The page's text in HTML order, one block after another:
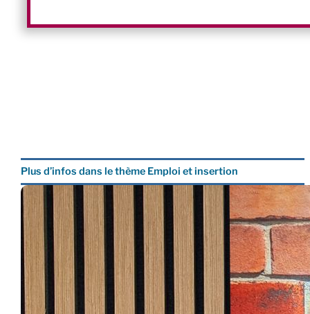
Plus d’infos dans le thème Emploi et insertion